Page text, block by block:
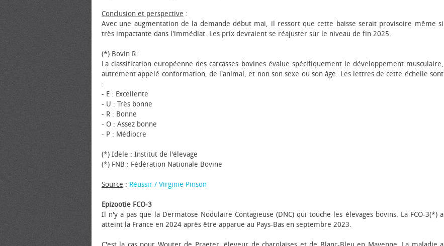
Conclusion et perspective :
Avec une augmentation de la demande début mai, il ressort que cette baisse serait provisoire même si
très impactante dans l'immédiat. Les prix devraient se réajuster sur le niveau de fin 2025.
(*) Bovin R :
La classification européenne des carcasses bovines évalue spécifiquement le développement musculaire,
autrement appelé conformation, de l'animal, et non son sexe ou son âge. Les lettres de cette échelle sont
:
- E : Excellente
- U : Très bonne
- R : Bonne
- O : Assez bonne
- P : Médiocre
(*) Idele : Institut de l'élevage
(*) FNB : Fédération Nationale Bovine
Source : Réussir / Virginie Pinson
Epizootie FCO-3
Il n'y a pas que la Dermatose Nodulaire Contagieuse (DNC) qui touche les élevages bovins. La FCO-3(*) a
atteint la France en 2024 après être apparue au Pays-Bas en septembre 2023.